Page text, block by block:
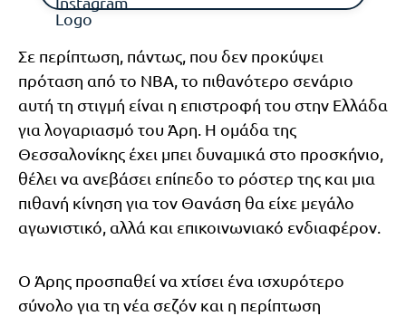
Σε περίπτωση, πάντως, που δεν προκύψει
πρόταση από το NBA, το πιθανότερο σενάριο
αυτή τη στιγμή είναι η επιστροφή του στην Ελλάδα
για λογαριασμό του Άρη. Η ομάδα της
Θεσσαλονίκης έχει μπει δυναμικά στο προσκήνιο,
θέλει να ανεβάσει επίπεδο το ρόστερ της και μια
πιθανή κίνηση για τον Θανάση θα είχε μεγάλο
αγωνιστικό, αλλά και επικοινωνιακό ενδιαφέρον.
Ο Άρης προσπαθεί να χτίσει ένα ισχυρότερο
σύνολο για τη νέα σεζόν και η περίπτωση